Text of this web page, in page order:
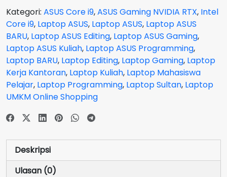
K6602VU-
OLEDS912
CORE
i9
13900H
NVIDIA
RTX
4050
Silver
GARANSI
Tahun
Kategori: ASUS Core i9,ASUS Gaming NVIDIA RTX, Intel
Core i9, Laptop ASUS, Laptop ASUS, Laptop ASUS
BARU, Laptop ASUS Editing, Laptop ASUS Gaming,
Laptop ASUS Kuliah, Laptop ASUS Programming,
Laptop BARU, Laptop Editing, Laptop Gaming, Laptop
Kerja Kantoran, Laptop Kuliah, Laptop Mahasiswa
Pelajar, Laptop Programming, Laptop Sultan, Laptop
UMKM Online Shopping
Deskripsi
Ulasan (0)